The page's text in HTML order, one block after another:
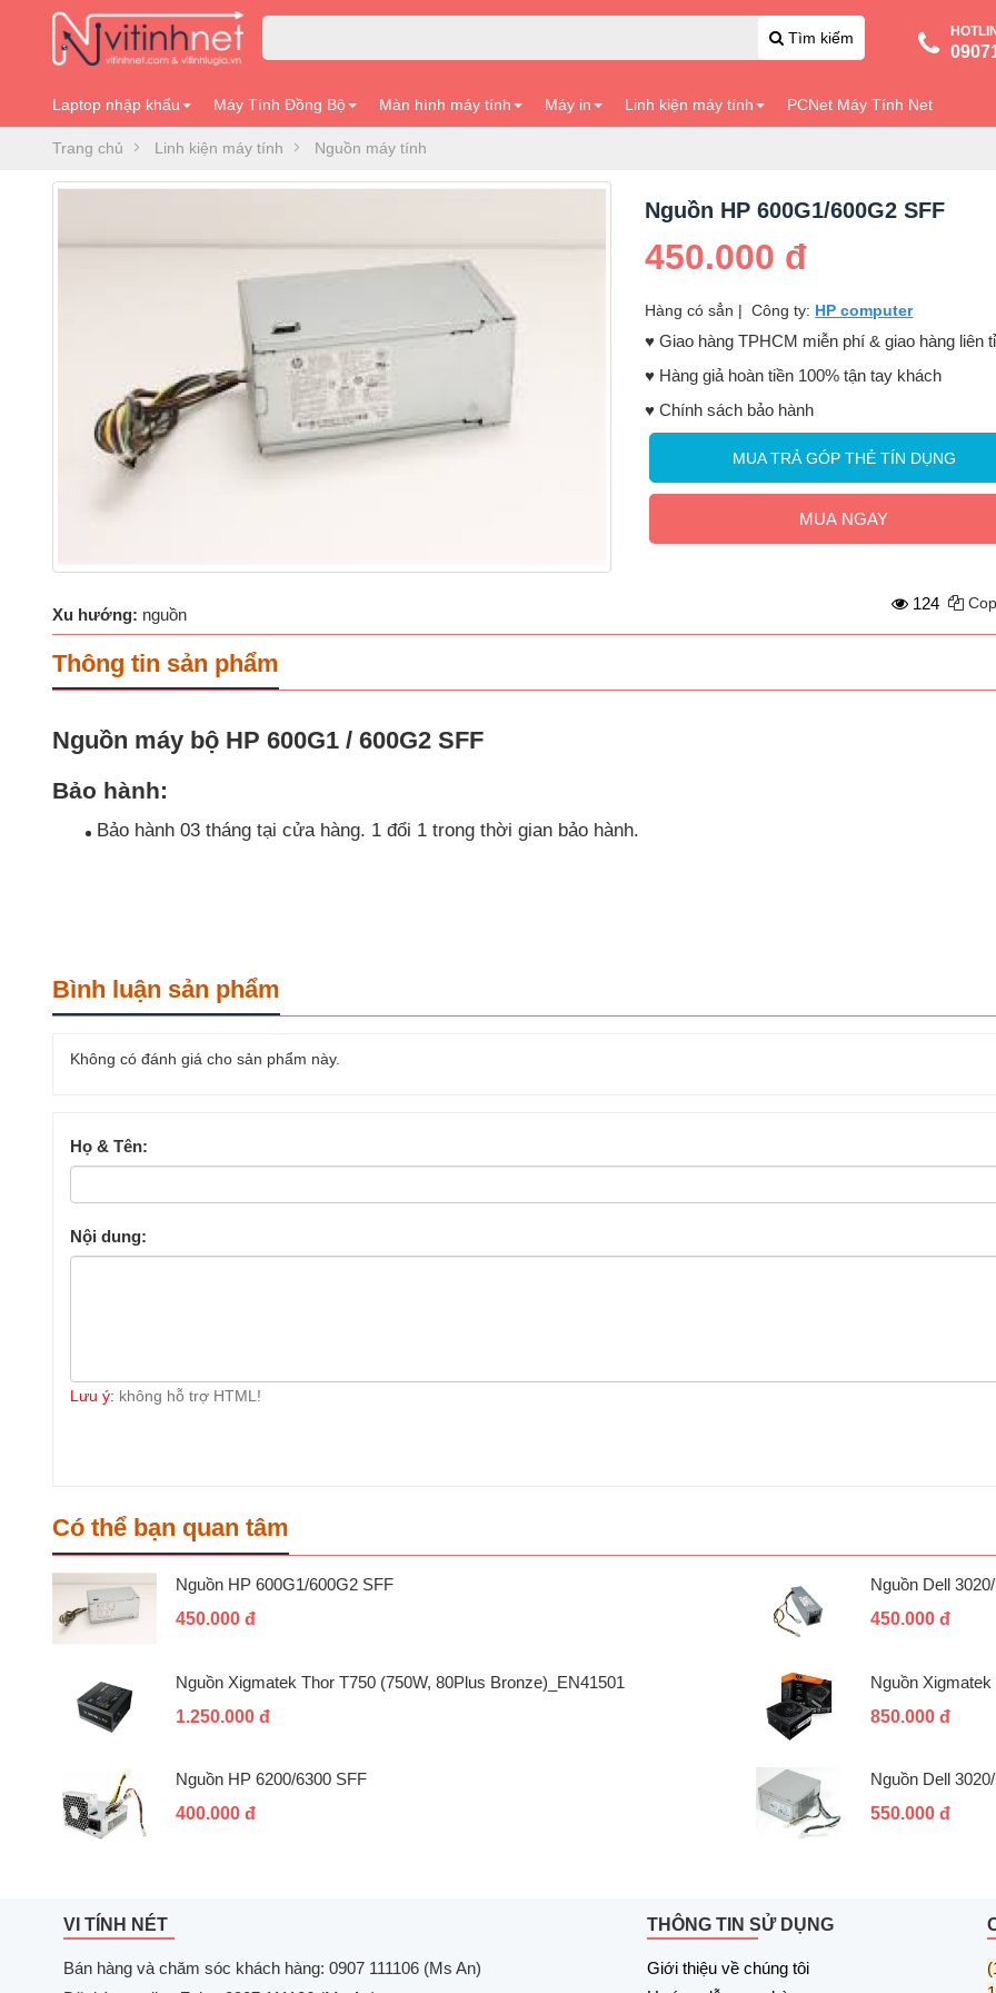
Tìm kiếm
Laptop nhập khẩu Máy Tính Đồng Bộ Màn hình máy tính Máy in Linh kiện máy tính PCNet Máy Tính Net
Trang chủ Linh kiện máy tính Nguồn máy tính
Nguồn HP 600G1/600G2 SFF
450.000 đ
Hàng có sẳn |Công ty: HP computer
♥️ Giao hàng TPHCM miễn phí & giao hàng liên
♥️ Hàng giả hoàn tiền 100% tận tay khách
♥️ Chính sách bảo hành
MUA TRẢ GÓP THẺ TÍN DỤNG
MUA NGAY
Xu hướng: nguồn
124
Thông tin sản phẩm
Nguồn máy bộ HP 600G1 / 600G2 SFF
Bảo hành:
Bảo hành 03 tháng tại cửa hàng. 1 đổi 1 trong thời gian bảo hành.
Bình luận sản phẩm
Không có đánh giá cho sản phẩm này.
Họ & Tên:
Nội dung:
Lưu ý: không hỗ trợ HTML!
Có thể bạn quan tâm
Nguồn HP 600G1/600G2 SFF
450.000 đ
Nguồn Dell
450.000 đ
Nguồn Xigmatek Thor T750 (750W, 80Plus Bronze)_EN41501
1.250.000 đ
Nguồn
850.000 đ
Nguồn HP 6200/6300 SFF
400.000 đ
Nguồn Dell
550.000 đ
VI TÍNH NÉT
Bán hàng và chăm sóc khách hàng: 0907 111106 (Ms An)
THÔNG TIN SỬ DỤNG
Giới thiệu về chúng tôi